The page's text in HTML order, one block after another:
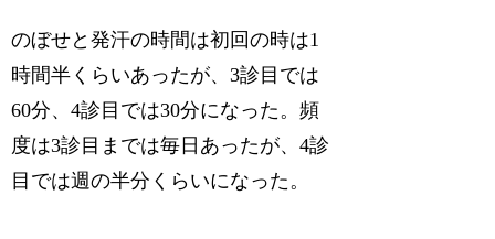
のぼせと発汗の時間は初回の時は1
時間半くらいあったが、3診目では
60分、4診目では30分になった。頻
度は3診目までは毎日あったが、4診
目では週の半分くらいになった。